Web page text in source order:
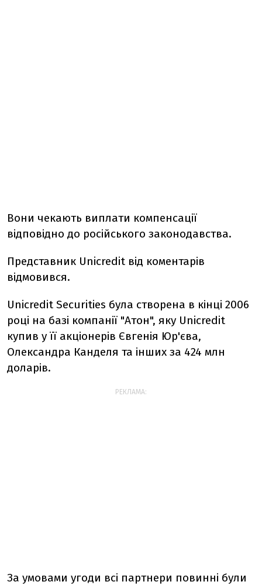
Вони чекають виплати компенсації
відповідно до російського законодавства.
Представник Unicredit від коментарів
відмовився.
Unicredit Securities була створена в кінці 2006
році на базі компанії "Атон", яку Unicredit
купив у її акціонерів Євгенія Юр'єва,
Олександра Канделя та інших за 424 млн
доларів.
РЕКЛАМА:
За умовами угоди всі партнери повинні були